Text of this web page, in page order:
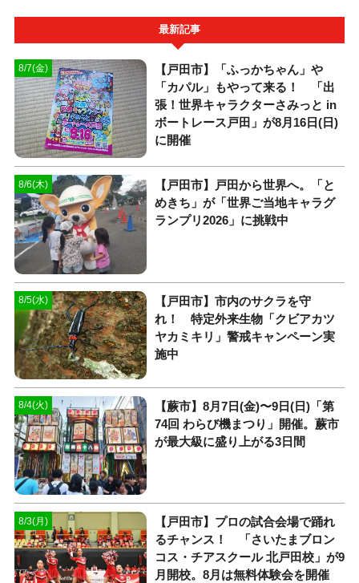
最新記事
8/7(金)
【戸田市】「ふっかちゃん」や
「カパル」もやって来る！ 「出
張！世界キャラクターさみっと in
ボートレース戸田」が8月16日(日)
に開催
8/6(木)
【戸田市】戸田から世界へ。「と
めきち」が「世界ご当地キャラグ
ランプリ2026」に挑戦中
8/5(水)
【戸田市】市内のサクラを守
れ！ 特定外来生物「クビアカツ
ヤカミキリ」警戒キャンペーン実
施中
8/4(火)
【蕨市】8月7日(金)〜9日(日)「第
74回 わらび機まつり」開催。蕨市
が最大級に盛り上がる3日間
8/3(月)
【戸田市】プロの試合会場で踊れ
るチャンス！ 「さいたまブロン
コス・チアスクール 北戸田校」が9
月開校。8月は無料体験会を開催